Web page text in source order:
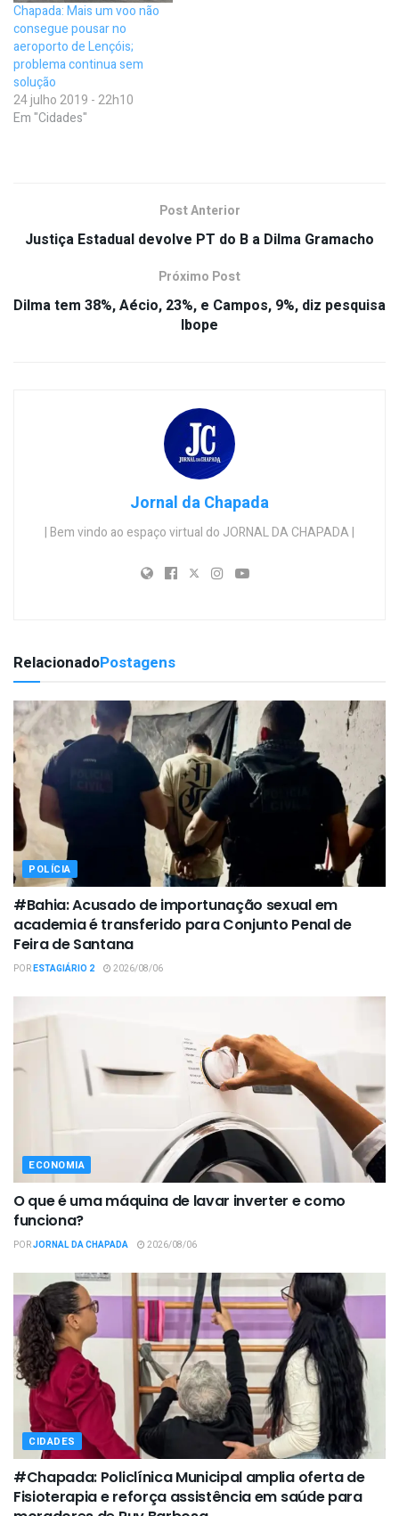
Chapada: Mais um voo não
consegue pousar no
aeroporto de Lençóis;
problema continua sem
solução
24 julho 2019 - 22h10
Em "Cidades"
Post Anterior
Justiça Estadual devolve PT do B a Dilma Gramacho
Próximo Post
Dilma tem 38%, Aécio, 23%, e Campos, 9%, diz pesquisa
Ibope
Jornal da Chapada
| Bem vindo ao espaço virtual do JORNAL DA CHAPADA |
RelacionadoPostagens
POLÍCIA
#Bahia: Acusado de importunação sexual em
academia é transferido para Conjunto Penal de
Feira de Santana
PORESTAGIÁRIO 2 2026/08/06
ECONOMIA
O que é uma máquina de lavar inverter e como
funciona?
PORJORNAL DA CHAPADA 2026/08/06
CIDADES
#Chapada: Policlínica Municipal amplia oferta de
Fisioterapia e reforça assistência em saúde para